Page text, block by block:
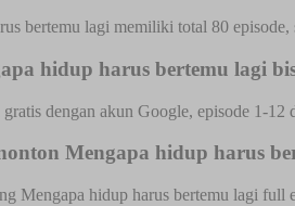
bertemu lagi memiliki total 80 episode,
hidup harus bertemu lagi
dengan akun Google, episode 1-
Mengapa hidup harus
Mengapa hidup harus bertemu lagi